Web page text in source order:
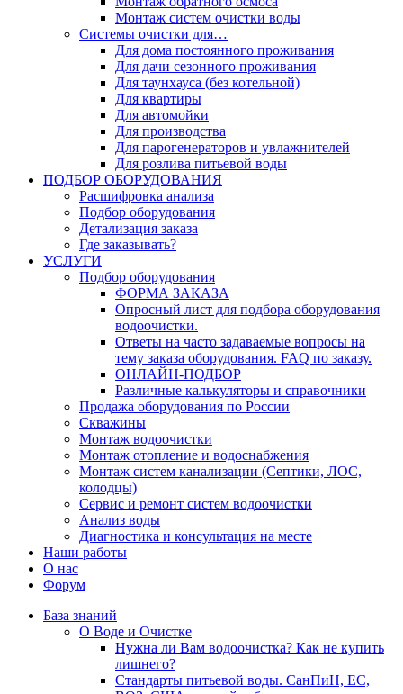
Монтаж систем очистки воды
Системы очистки для…
Для дома постоянного проживания
Для дачи сезонного проживания
Для таунхауса (без котельной)
Для квартиры
Для автомойки
Для производства
Для парогенераторов и увлажнителей
Для розлива питьевой воды
ПОДБОР ОБОРУДОВАНИЯ
Расшифровка анализа
Подбор оборудования
Детализация заказа
Где заказывать?
УСЛУГИ
Подбор оборудования
ФОРМА ЗАКАЗА
Опросный лист для подбора оборудования
водоочистки.
Ответы на часто задаваемые вопросы на
тему заказа оборудования. FAQ по заказу.
ОНЛАЙН-ПОДБОР
Различные калькуляторы и справочники
Продажа оборудования по России
Скважины
Монтаж водоочистки
Монтаж отопление и водоснабжения
Монтаж систем канализации (Септики, ЛОС,
колодцы)
Сервис и ремонт систем водоочистки
Анализ воды
Диагностика и консультация на месте
Наши работы
О нас
Форум
База знаний
О Воде и Очистке
Нужна ли Вам водоочистка? Как не купить
лишнего?
Стандарты питьевой воды. СанПиН, ЕС,